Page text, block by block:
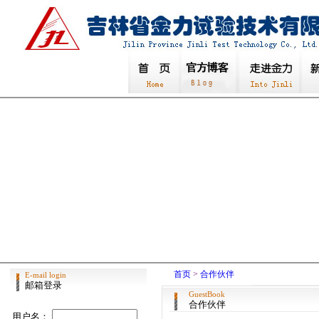
E-mail login
邮箱登录
用户名：
首页 > 合作伙伴
GuestBook
合作伙伴